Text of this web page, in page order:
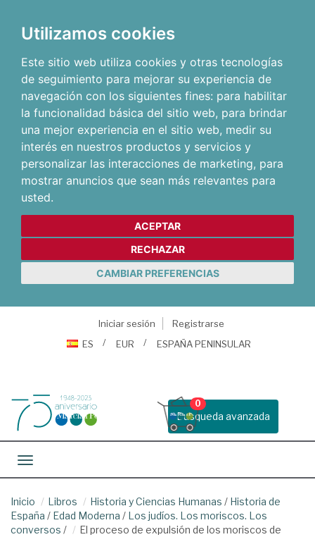
Utilizamos cookies
Este sitio web utiliza cookies y otras tecnologías
de seguimiento para mejorar su experiencia de
navegación con los siguientes fines: para habilitar
la funcionalidad básica del sitio web, para brindar
una mejor experiencia en el sitio web, medir su
interés en nuestros productos y servicios y
personalizar las interacciones de marketing, para
mostrar anuncios que sean más relevantes para
usted.
ACEPTAR
RECHAZAR
CAMBIAR PREFERENCIAS
Iniciar sesión
Registrarse
ES
EUR ESPAÑA PENINSULAR
Busqueda avanzada
0
Toggle navigation
Inicio Libros Historia y Ciencias Humanas / Historia de
España / Edad Moderna / Los judíos. Los moriscos. Los
conversos /
El proceso de expulsión de los moriscos de